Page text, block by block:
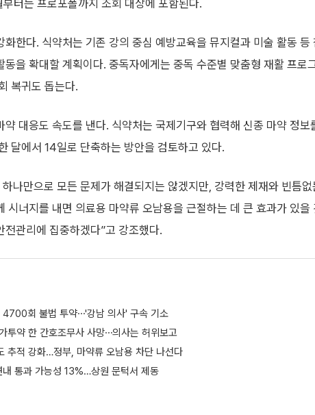
터는 프로포폴까지 조회 대상에 포함된다.
화한다. 식약처는 기존 강의 중심 예방교육을 뮤지컬과 미술 활동
동을 확대할 계획이다. 중독자에게는 중독 수준별 맞춤형 재활 프로
복귀도 돕는다.
약 대응도 속도를 낸다. 식약처는 국제기구와 협력해 신종 마약 정
달에서 14일로 단축하는 방안을 검토하고 있다.
나만으로 모든 문제가 해결되지는 않겠지만, 강력한 제재와 빈틈없
시너지를 내면 의료용 마약류 오남용을 근절하는 데 큰 효과가 있을
전관리에 집중하겠다”고 강조했다.
4700회 불법 투약⋯'강남 의사' 구속 기소
투약 한 간호조무사 사망⋯의사는 허위보고
추적 강화…정부, 마약류 오남용 차단 나선다
통과 가능성 13%…상원 문턱서 제동